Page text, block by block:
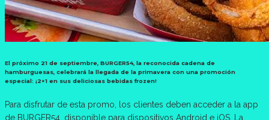
El próximo 21 de septiembre, BURGER54, la reconocida cadena de
hamburguesas, celebrará la llegada de la primavera con una promoción
especial: ¡2×1 en sus deliciosas bebidas frozen!
Para disfrutar de esta promo, los clientes deben acceder a la app
de BURGER54, disponible para dispositivos Android e iOS. La